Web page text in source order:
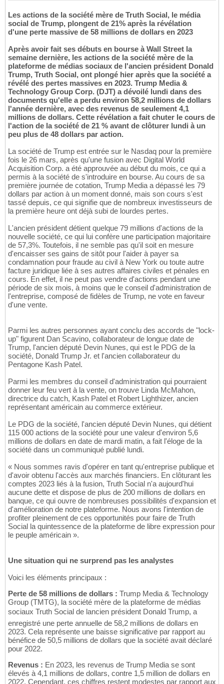
Les actions de la société mère de Truth Social, le média
social de Trump, plongent de 21% après la révélation
d'une perte massive de 58 millions de dollars en 2023
Après avoir fait ses débuts en bourse à Wall Street la
semaine dernière, les actions de la société mère de la
plateforme de médias sociaux de l'ancien président Donald
Trump, Truth Social, ont plongé hier après que la société a
révélé des pertes massives en 2023. Trump Media &
Technology Group Corp. (DJT) a dévoilé lundi dans des
documents qu'elle a perdu environ 58,2 millions de dollars
l'année dernière, avec des revenus de seulement 4,1
millions de dollars. Cette révélation a fait chuter le cours de
l'action de la société de 21 % avant de clôturer lundi à un
peu plus de 48 dollars par action.
La société de Trump est entrée sur le Nasdaq pour la première
fois le 26 mars, après qu'une fusion avec Digital World
Acquisition Corp. a été approuvée au début du mois, ce qui a
permis à la société de s'introduire en bourse. Au cours de sa
première journée de cotation, Trump Media a dépassé les 79
dollars par action à un moment donné, mais son cours s'est
tassé depuis, ce qui signifie que de nombreux investisseurs de
la première heure ont déjà subi de lourdes pertes.
L'ancien président détient quelque 79 millions d'actions de la
nouvelle société, ce qui lui confère une participation majoritaire
de 57,3%. Toutefois, il ne semble pas qu'il soit en mesure
d'encaisser ses gains de sitôt pour l'aider à payer sa
condamnation pour fraude au civil à New York ou toute autre
facture juridique liée à ses autres affaires civiles et pénales en
cours. En effet, il ne peut pas vendre d'actions pendant une
période de six mois, à moins que le conseil d'administration de
l'entreprise, composé de fidèles de Trump, ne vote en faveur
d'une vente.
Parmi les autres personnes ayant conclu des accords de "lock-
up" figurent Dan Scavino, collaborateur de longue date de
Trump, l'ancien député Devin Nunes, qui est le PDG de la
société, Donald Trump Jr. et l'ancien collaborateur du
Pentagone Kash Patel.
Parmi les membres du conseil d'administration qui pourraient
donner leur feu vert à la vente, on trouve Linda McMahon,
directrice du catch, Kash Patel et Robert Lighthizer, ancien
représentant américain au commerce extérieur.
Le PDG de la société, l'ancien député Devin Nunes, qui détient
115 000 actions de la société pour une valeur d'environ 5,6
millions de dollars en date de mardi matin, a fait l'éloge de la
société dans un communiqué publié lundi.
« Nous sommes ravis d'opérer en tant qu'entreprise publique et
d'avoir obtenu l'accès aux marchés financiers. En clôturant les
comptes 2023 liés à la fusion, Truth Social n'a aujourd'hui
aucune dette et dispose de plus de 200 millions de dollars en
banque, ce qui ouvre de nombreuses possibilités d'expansion et
d'amélioration de notre plateforme. Nous avons l'intention de
profiter pleinement de ces opportunités pour faire de Truth
Social la quintessence de la plateforme de libre expression pour
le peuple américain ».
Une situation qui ne surprend pas les analystes
Voici les éléments principaux :
Perte de 58 millions de dollars : Trump Media & Technology
Group (TMTG), la société mère de la plateforme de médias
sociaux Truth Social de lancien président Donald Trump, a
enregistré une perte annuelle de 58,2 millions de dollars en
2023. Cela représente une baisse significative par rapport au
bénéfice de 50,5 millions de dollars que la société avait déclaré
pour 2022.
Revenus : En 2023, les revenus de Trump Media se sont
élevés à 4,1 millions de dollars, contre 1,5 million de dollars en
2022. Cependant, ces chiffres restent modestes par rapport aux